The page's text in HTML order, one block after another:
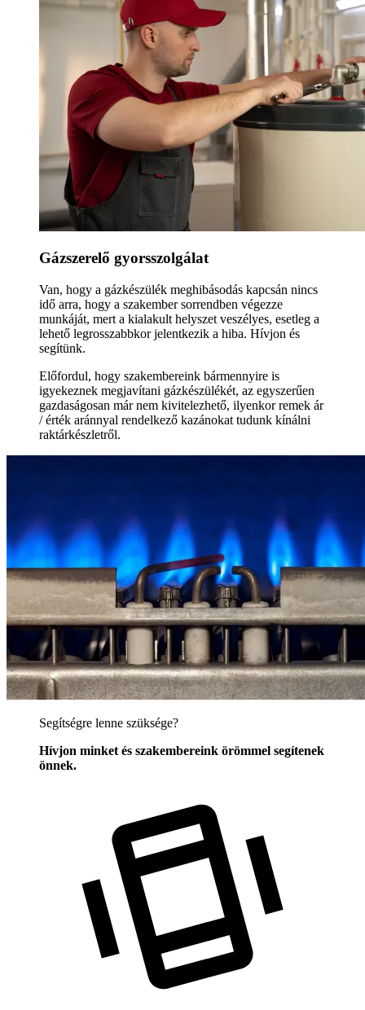
Gázszerelő gyorsszolgálat
Van, hogy a gázkészülék meghibásodás kapcsán nincs
idő arra, hogy a szakember sorrendben végezze
munkáját, mert a kialakult helyszet veszélyes, esetleg a
lehető legrosszabbkor jelentkezik a hiba. Hívjon és
segítünk.
Előfordul, hogy szakembereink bármennyire is
igyekeznek megjavítani gázkészülékét, az egyszerűen
gazdaságosan már nem kivitelezhető, ilyenkor remek ár
/ érték aránnyal rendelkező kazánokat tudunk kínálni
raktárkészletről.
Segítségre lenne szüksége?
Hívjon minket és szakembereink örömmel segítenek
önnek.